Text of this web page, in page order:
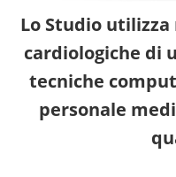
Lo Studio
cardiologiche di
tecniche
personale